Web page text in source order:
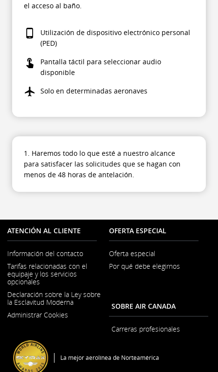
el acceso al baño.
Utilización de dispositivo electrónico personal
(PED)
Pantalla táctil para seleccionar audio
disponible
Solo en determinadas aeronaves
1. Haremos todo lo que esté a nuestro alcance
para satisfacer las solicitudes que se hagan con
menos de 48 horas de antelación.
ATENCIÓN AL CLIENTE
Información del contacto
abre
ventana
nueva
Tarifas relacionadas con el
equipaje y los servicios
opcionales
Declaración sobre la Ley sobre
la Esclavitud Moderna
Administrar Cookies
OFERTA ESPECIAL
Oferta especial
Por qué debe elegirnos
SOBRE AIR CANADA
Carreras profesionales
La mejor aerolínea de Norteamérica